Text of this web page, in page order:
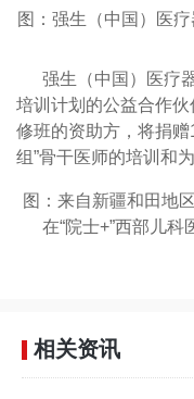
图：强生（中国）医
强生（中国）医疗器
培训计划的公益合作伙
修班的资助方，将捐
组”骨干医师的培训和
图：来自新疆和田地
在“院士+”西部儿
相关资讯